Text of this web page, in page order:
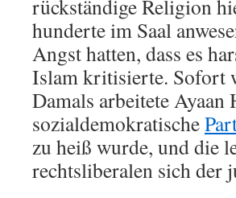
rückständige Religion
hunderte im Saal
Angst hatten, dass es
Islam kritisierte. Sofort
Damals arbeitete
sozialdemokratische
zu heiß wurde, und die
rechtsliberalen sich der